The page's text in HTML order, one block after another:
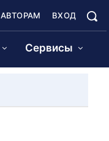
АВТОРАМ ВХОД
Сервисы